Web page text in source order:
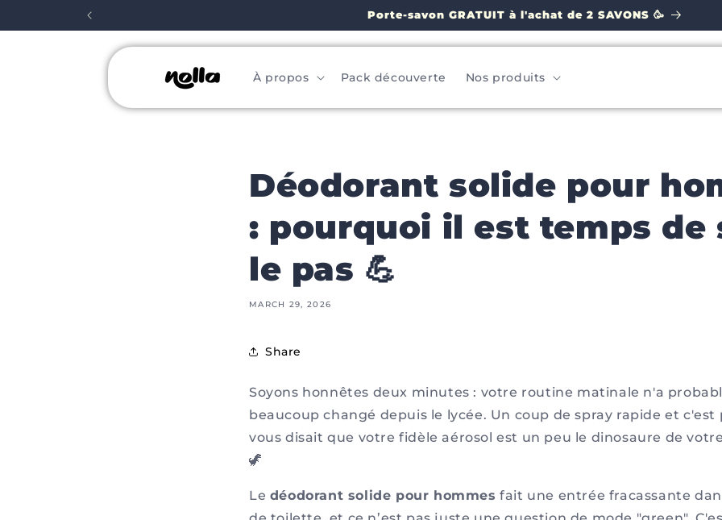
Porte-savon GRATUIT à l'achat de 2 SAVONS 🥳
À propos Pack découverte Nos produits
Déodorant solide pour
: pourquoi il est temps de
le pas 💪
MARCH 29, 2026
Share
Soyons honnêtes deux minutes : votre routine matinale n'a
beaucoup changé depuis le lycée. Un coup de spray rapide et c'est
vous disait que votre fidèle aérosol est un peu le dinosaure de
🦖
Le déodorant solide pour hommes fait une entrée fracassante